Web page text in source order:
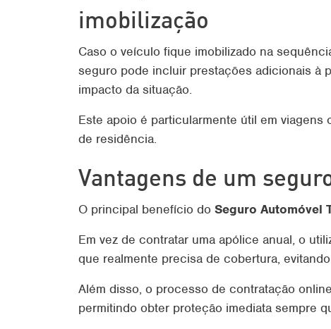
imobilização
Caso o veículo fique imobilizado na
seguro pode incluir prestações adicionais à
impacto da situação.
Este apoio é particularmente útil em
de residência.
Vantagens de um
O principal benefício do Seguro Automóvel
Em vez de contratar uma apólice anual, o
que realmente precisa de cobertura,
Além disso, o processo de contratação
permitindo obter proteção imediata sempre